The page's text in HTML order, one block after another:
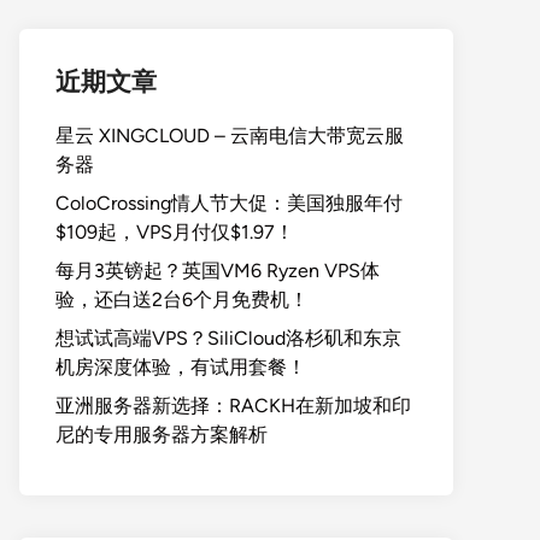
近期文章
星云 XINGCLOUD – 云南电信大带宽云服
务器
ColoCrossing情人节大促：美国独服年付
$109起，VPS月付仅$1.97！
每月3英镑起？英国VM6 Ryzen VPS体
验，还白送2台6个月免费机！
想试试高端VPS？SiliCloud洛杉矶和东京
机房深度体验，有试用套餐！
亚洲服务器新选择：RACKH在新加坡和印
尼的专用服务器方案解析